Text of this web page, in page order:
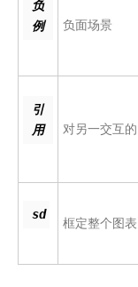
负
例
负面场景
引
用
对另一交互
sd
框定整个图表